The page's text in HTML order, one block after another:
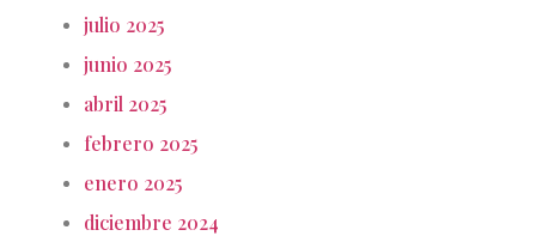
julio 2025
junio 2025
abril 2025
febrero 2025
enero 2025
diciembre 2024